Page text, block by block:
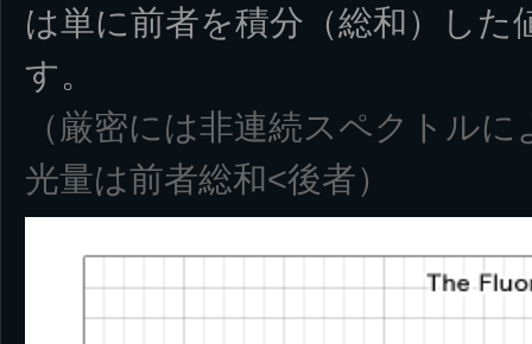
は単に前者を積分（総和）し
す。
（厳密には非連続スペクトル
光量は前者総和<後者）